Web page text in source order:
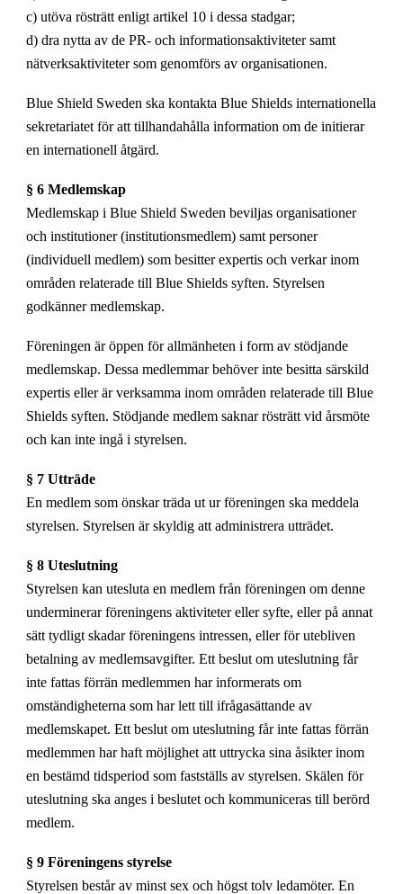
c) utöva rösträtt enligt artikel 10 i dessa stadgar;
d) dra nytta av de PR- och informationsaktiviteter samt
nätverksaktiviteter som genomförs av organisationen.
Blue Shield Sweden ska kontakta Blue Shields internationella
sekretariatet för att tillhandahålla information om de initierar
en internationell åtgärd.
§ 6 Medlemskap
Medlemskap i Blue Shield Sweden beviljas organisationer
och institutioner (institutionsmedlem) samt personer
(individuell medlem) som besitter expertis och verkar inom
områden relaterade till Blue Shields syften. Styrelsen
godkänner medlemskap.
Föreningen är öppen för allmänheten i form av stödjande
medlemskap. Dessa medlemmar behöver inte besitta särskild
expertis eller är verksamma inom områden relaterade till Blue
Shields syften. Stödjande medlem saknar rösträtt vid årsmöte
och kan inte ingå i styrelsen.
§ 7 Utträde
En medlem som önskar träda ut ur föreningen ska meddela
styrelsen. Styrelsen är skyldig att administrera utträdet.
§ 8 Uteslutning
Styrelsen kan utesluta en medlem från föreningen om denne
underminerar föreningens aktiviteter eller syfte, eller på annat
sätt tydligt skadar föreningens intressen, eller för utebliven
betalning av medlemsavgifter. Ett beslut om uteslutning får
inte fattas förrän medlemmen har informerats om
omständigheterna som har lett till ifrågasättande av
medlemskapet. Ett beslut om uteslutning får inte fattas förrän
medlemmen har haft möjlighet att uttrycka sina åsikter inom
en bestämd tidsperiod som fastställs av styrelsen. Skälen för
uteslutning ska anges i beslutet och kommuniceras till berörd
medlem.
§ 9 Föreningens styrelse
Styrelsen består av minst sex och högst tolv ledamöter. En